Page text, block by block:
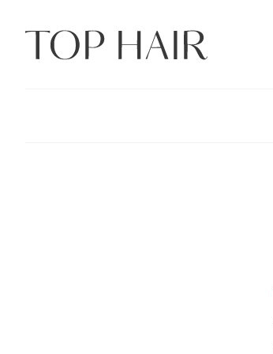
Inhalt
springen